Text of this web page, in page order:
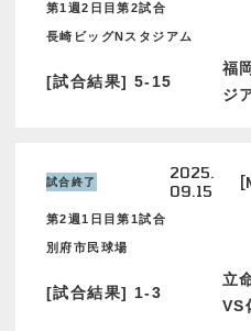
第1週2日目第2試合
長崎ビッグNスタジアム
[試合結果] 5-15
福
ジ
試合終了
2025.
09.15
第2週1日目第1試合
別府市民球場
[試合結果] 1-3
立
VS